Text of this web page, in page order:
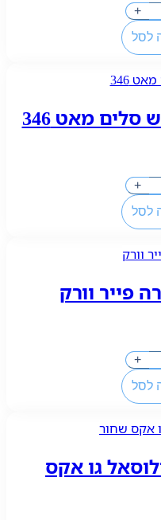
+
לסל
מאט 346
+
לסל
פייר וורק
+
לסל
גו אקס